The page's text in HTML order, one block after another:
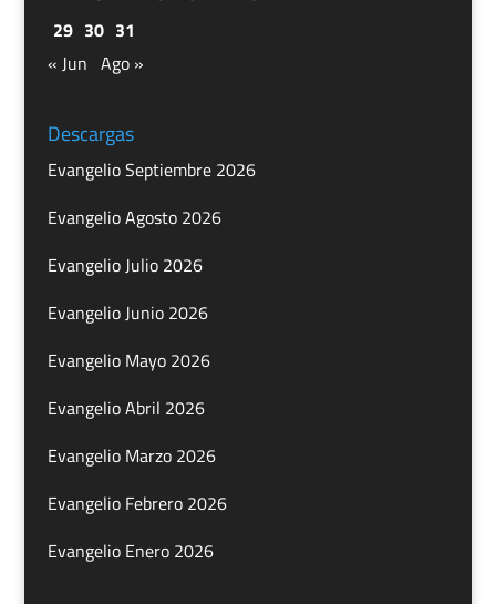
29 30 31
« Jun Ago »
Descargas
Evangelio Septiembre 2026
Evangelio Agosto 2026
Evangelio Julio 2026
Evangelio Junio 2026
Evangelio Mayo 2026
Evangelio Abril 2026
Evangelio Marzo 2026
Evangelio Febrero 2026
Evangelio Enero 2026